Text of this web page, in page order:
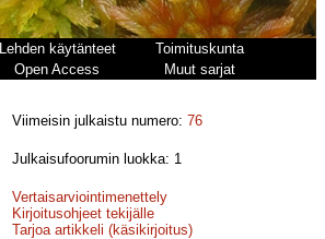
Lehden käytänteet
Toimituskunta
Open Access Muut sarjat
Viimeisin julkaistu numero:76
Julkaisufoorumin luokka: 1
Vertaisarviointimenettely
Kirjoitusohjeet tekijälle
Tarjoa artikkeli (käsikirjoitus)